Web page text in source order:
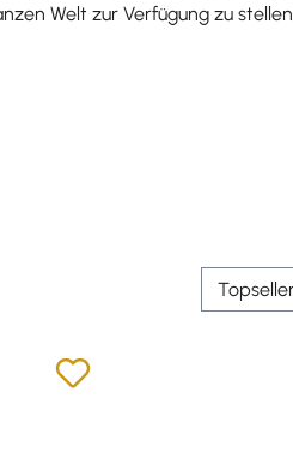
Welt zur Verfügung zu stellen.